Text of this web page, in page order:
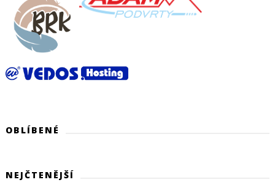
OBLÍBENÉ
NEJČTENĚJŠÍ